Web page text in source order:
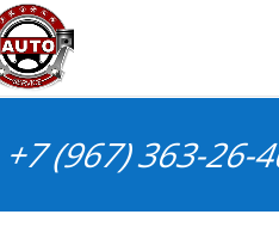
+7 (967) 363-26-